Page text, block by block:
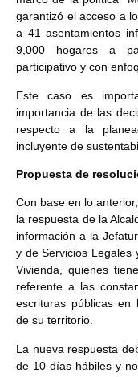
garantizó el acceso a
a 41 asentamientos
9,000 hogares a
participativo y con
Este caso es
importancia de las
respecto a la
incluyente de
Propuesta de
Con base en lo
la respuesta de la
información a la
y de Servicios Legales
Vivienda, quienes
referente a las
escrituras públicas en
de su territorio.
La nueva respuesta
de 10 días hábiles y